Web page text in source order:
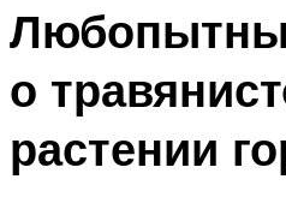
о
растении